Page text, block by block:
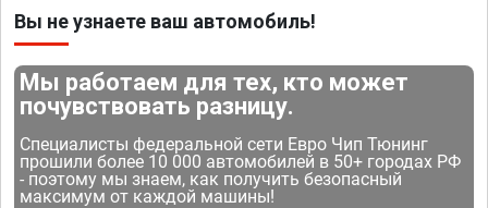
Вы не узнаете ваш автомобиль!
Мы работаем для тех, кто может
почувствовать разницу.
Специалисты федеральной сети Евро Чип Тюнинг
прошили более 10 000 автомобилей в 50+ городах РФ
- поэтому мы знаем, как получить безопасный
максимум от каждой машины!